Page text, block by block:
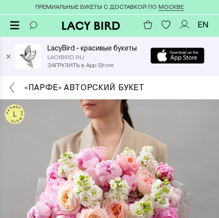
ПРЕМИАЛЬНЫЕ БУКЕТЫ С ДОСТАВКОЙ ПО МОСКВЕ
EN
×
LacyBird - красивые букеты
LACYBIRD.RU
ЗАГРУЗИТЬ в App Store
«ПАРФЕ» АВТОРСКИЙ БУКЕТ
РАЗМЕР НА ФОТО
L